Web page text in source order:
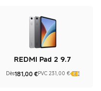
REDMI Pad 2 9.7
Dès181,00 € Current Price €181
PVC 231,00 €
Prix de vente 231,00 €